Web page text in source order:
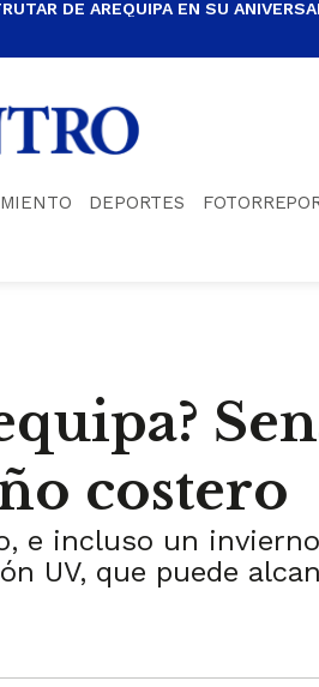
DE AREQUIPA EN SU
DEPORTES
costero
e incluso un
UV, que puede